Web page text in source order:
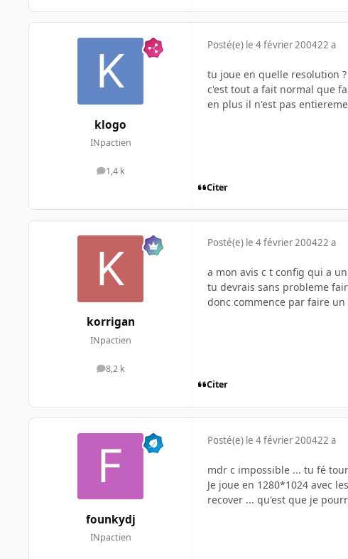
klogo
INpactien
1,4 k
messages
Posté(e) le 4 février 200422 a
tu joue en quelle resolution ?
c'est tout a fait normal que
en plus il n'est pas
Citer
korrigan
INpactien
8,2 k
messages
Posté(e) le 4 février 200422 a
a mon avis c t config qui a
tu devrais sans probleme
donc commence par faire un
Citer
founkydj
INpactien
Posté(e) le 4 février 200422 a
mdr c impossible ... tu fé
Je joue en 1280*1024 avec
recover ... qu'est que je